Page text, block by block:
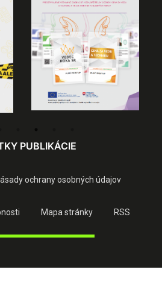
PUBLIKÁCIE
ochrany osobných údajov
Mapa stránky RSS